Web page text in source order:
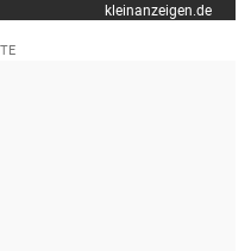
kleinanzeigen.de